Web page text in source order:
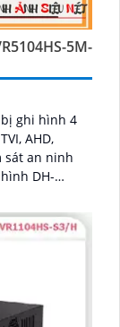
5M-
bị ghi hình 4
AHD,
sát an ninh
DH-